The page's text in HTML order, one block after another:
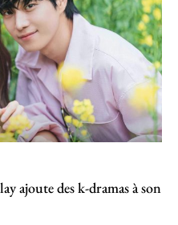
ajoute des k-dramas à son